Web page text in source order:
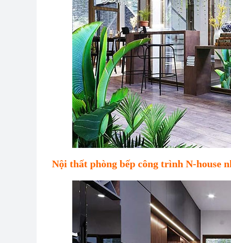
Nội thất phòng bếp công trình N-house